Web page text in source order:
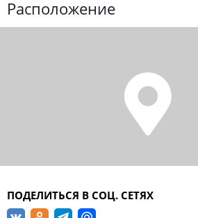
Расположение
ПОДЕЛИТЬСЯ В СОЦ. СЕТЯХ